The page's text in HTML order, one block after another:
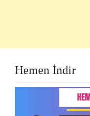
Hemen İndir